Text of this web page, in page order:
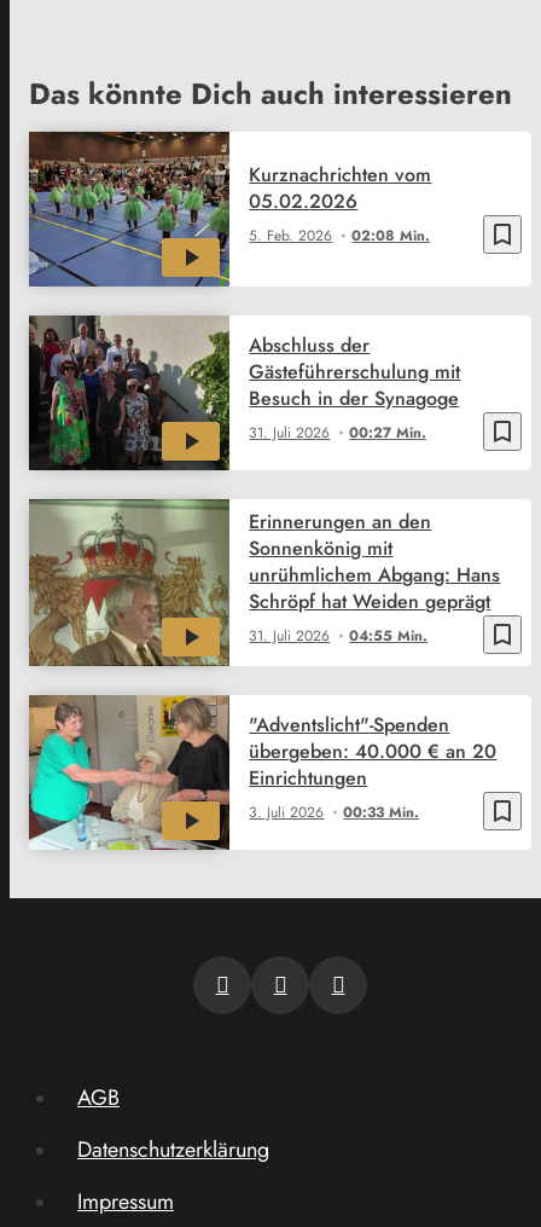
Das könnte Dich auch interessieren
bookmark_border
5. Feb. 2026 02:08 Min.
Kurznachrichten vom
05.02.2026
bookmark_border
31. Juli 2026 00:27 Min.
Abschluss der
Gästeführerschulung mit
Besuch in der Synagoge
bookmark_border
31. Juli 2026 04:55 Min.
Erinnerungen an den
Sonnenkönig mit
unrühmlichem Abgang: Hans
Schröpf hat Weiden geprägt
bookmark_border
3. Juli 2026 00:33 Min.
"Adventslicht"-Spenden
übergeben: 40.000 € an 20
Einrichtungen
AGB
Datenschutzerklärung
Impressum